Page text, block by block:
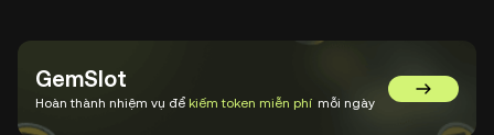
GemSlot
Hoàn thành nhiệm vụ để kiếm token miễn phí mỗi ngày Chuyển